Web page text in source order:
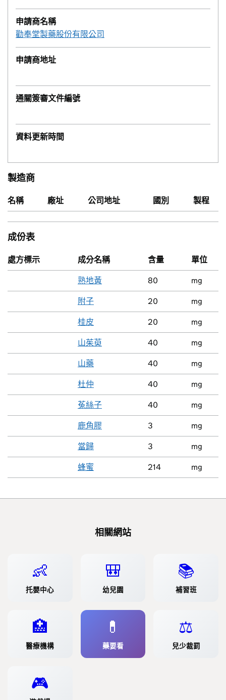
申請商名稱
勸奉堂製藥股份有限公司
申請商地址
通關簽審文件編號
資料更新時間
製造商
名稱 廠址 公司地址 國別 製程
成份表
處方標示 成分名稱 含量 單位
熟地黃 80 mg
附子 20 mg
桂皮 20 mg
山茱萸 40 mg
山藥 40 mg
杜仲 40 mg
菟絲子 40 mg
鹿角膠 3 mg
當歸 3 mg
蜂蜜 214 mg
相關網站
👶
托嬰中心
🎒
幼兒園
📚
補習班
🏥
醫療機構
💊
藥要看
⚖️
兒少裁罰
🎮